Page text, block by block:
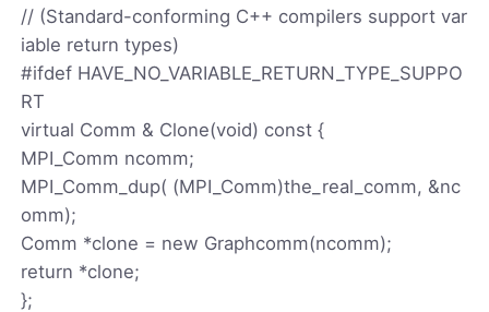
// (Standard-conforming C++ compilers support var
iable return types)
#ifdef HAVE_NO_VARIABLE_RETURN_TYPE_SUPPO
RT
virtual Comm & Clone(void) const {
MPI_Comm ncomm;
MPI_Comm_dup( (MPI_Comm)the_real_comm, &nc
omm);
Comm *clone = new Graphcomm(ncomm);
return *clone;
};